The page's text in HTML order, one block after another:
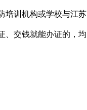
培训机构或学校与江苏
、交钱就能办证的，均